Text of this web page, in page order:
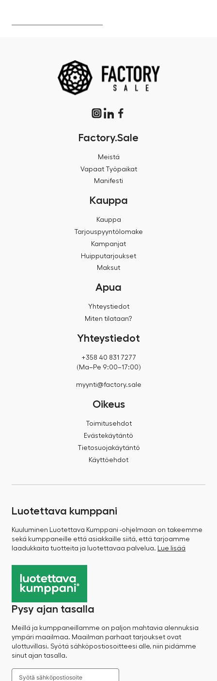
Factory.Sale
Meistä
Vapaat Työpaikat
Manifesti
Kauppa
Kauppa
Tarjouspyyntölomake
Kampanjat
Huipputarjoukset
Maksut
Apua
Yhteystiedot
Miten tilataan?
Yhteystiedot
+358 40 831 7277
(Ma–Pe 9:00–17:00)
myynti@factory.sale
Oikeus
Toimitusehdot
Evästekäytäntö
Tietosuojakäytäntö
Käyttöehdot
Luotettava kumppani
Kuuluminen Luotettava Kumppani -ohjelmaan on takeemme
sekä kumppaneille että asiakkaille siitä, että tarjoamme
laadukkaita tuotteita ja luotettavaa palvelua.
Lue lisää
Pysy ajan tasalla
Meillä ja kumppaneillamme on paljon mahtavia alennuksia
ympäri maailmaa. Maailman parhaat tarjoukset ovat
ulottuvillasi. Syötä sähköpostiosoitteesi alle, niin pidämme
sinut ajan tasalla.